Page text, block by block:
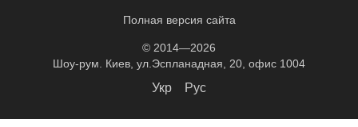
Полная версия сайта
© 2014—2026
Шоу-рум. Киев, ул.Эспланадная, 20, офис 1004
Укр Рус